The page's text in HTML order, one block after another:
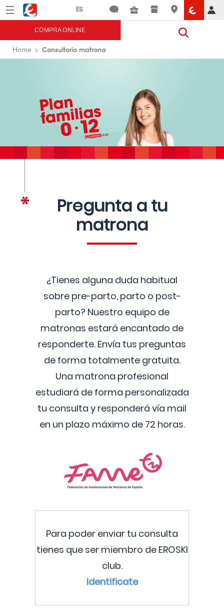
Menú Eroski
COMPRA ONLINE
Home Consultorio matrona
Pregunta a tu
matrona
¿Tienes alguna duda habitual
sobre pre-parto, parto o post-
parto? Nuestro equipo de
matronas estará encantado de
responderte. Envía tus preguntas
de forma totalmente gratuita.
Una matrona profesional
estudiará de forma personalizada
tu consulta y responderá vía mail
en un plazo máximo de 72 horas.
Para poder enviar tu consulta
tienes que ser miembro de EROSKI
club.
Identificate